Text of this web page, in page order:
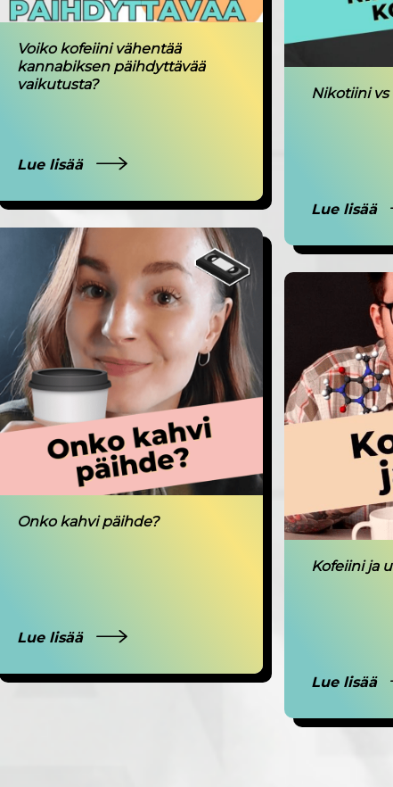
Voiko kofeiini vähentää
kannabiksen päihdyttävää
vaikutusta?
Lue lisää
Nikotiini vs
Lue lisää
Onko kahvi päihde?
Lue lisää
Kofeiini ja
Lue lisää